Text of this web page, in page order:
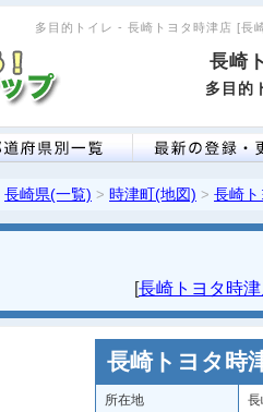
多目的トイレ - 長崎トヨタ時津店 [
長崎
多目的
長崎県(一覧) > 時津町(地図) > 長崎
[長崎トヨタ時
長崎トヨタ時
所在地